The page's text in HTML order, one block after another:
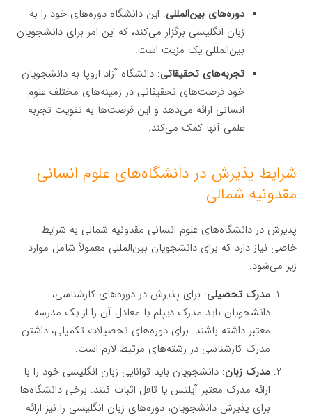
دوره‌های بین‌المللی: این دانشگاه دوره‌های خود را به
زبان انگلیسی برگزار می‌کند، که این امر برای دانشجویان
بین‌المللی یک مزیت است.
تجربه‌های تحقیقاتی: دانشگاه آزاد اروپا به دانشجویان
خود فرصت‌های تحقیقاتی در زمینه‌های مختلف علوم
انسانی ارائه می‌دهد و این فرصت‌ها به تقویت تجربه
علمی آنها کمک می‌کند.
شرایط پذیرش در دانشگاه‌های علوم انسانی
مقدونیه شمالی
پذیرش در دانشگاه‌های علوم انسانی مقدونیه شمالی به شرایط
خاصی نیاز دارد که برای دانشجویان بین‌المللی معمولاً شامل موارد
زیر می‌شود:
مدرک تحصیلی: برای پذیرش در دوره‌های کارشناسی،
دانشجویان باید مدرک دیپلم یا معادل آن را از یک مدرسه
معتبر داشته باشند. برای دوره‌های تحصیلات تکمیلی، داشتن
مدرک کارشناسی در رشته‌های مرتبط لازم است.
مدرک زبان: دانشجویان باید توانایی زبان انگلیسی خود را با
ارائه مدرک معتبر آیلتس یا تافل اثبات کنند. برخی دانشگاه‌ها
برای پذیرش دانشجویان، دوره‌های زبان انگلیسی را نیز ارائه